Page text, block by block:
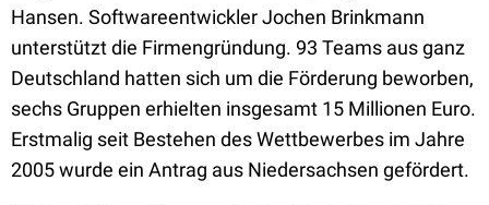
Hansen. Softwareentwickler Jochen Brinkmann
unterstützt die Firmengründung. 93 Teams aus ganz
Deutschland hatten sich um die Förderung beworben,
sechs Gruppen erhielten insgesamt 15 Millionen Euro.
Erstmalig seit Bestehen des Wettbewerbes im Jahre
2005 wurde ein Antrag aus Niedersachsen gefördert.